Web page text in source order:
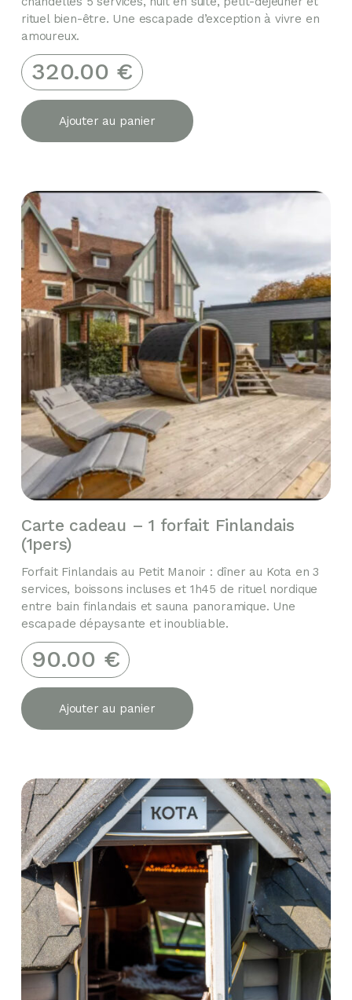
rituel bien-être. Une escapade d’exception à vivre en
amoureux.
320.00 €
Ajouter au panier
Carte cadeau – 1 forfait Finlandais
(1pers)
Forfait Finlandais au Petit Manoir : dîner au Kota en 3
services, boissons incluses et 1h45 de rituel nordique
entre bain finlandais et sauna panoramique. Une
escapade dépaysante et inoubliable.
90.00 €
Ajouter au panier